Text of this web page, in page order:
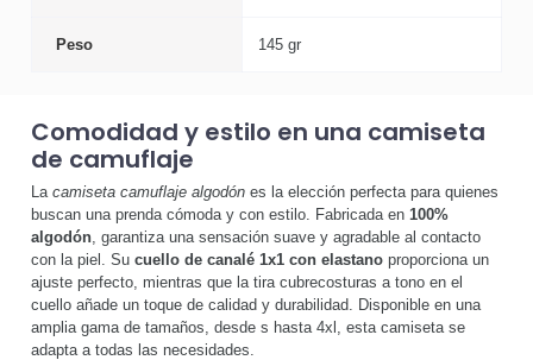
Peso 145 gr
Comodidad y estilo en una camiseta
de camuflaje
La camiseta camuflaje algodón es la elección perfecta para quienes
buscan una prenda cómoda y con estilo. Fabricada en 100%
algodón, garantiza una sensación suave y agradable al contacto
con la piel. Su cuello de canalé 1x1 con elastano proporciona un
ajuste perfecto, mientras que la tira cubrecosturas a tono en el
cuello añade un toque de calidad y durabilidad. Disponible en una
amplia gama de tamaños, desde s hasta 4xl, esta camiseta se
adapta a todas las necesidades.